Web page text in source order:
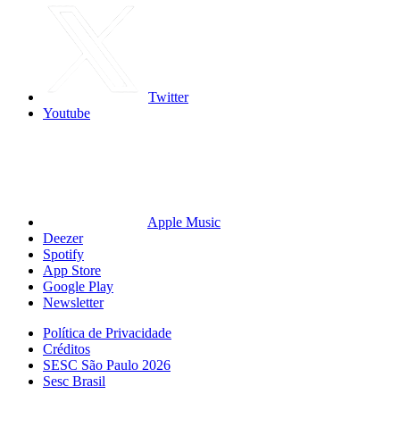
Twitter
Youtube
Apple Music
Deezer
Spotify
App Store
Google Play
Newsletter
Política de Privacidade
Créditos
SESC São Paulo 2026
Sesc Brasil